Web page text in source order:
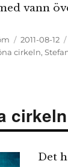
vann
Publicerat
den
2011-08-12
cirkeln,
cirkeln
Det